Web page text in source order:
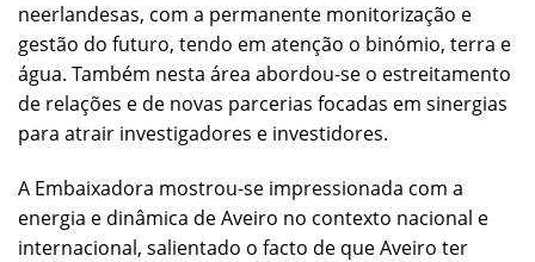
neerlandesas, com a permanente monitorização e
gestão do futuro, tendo em atenção o binómio, terra e
água. Também nesta área abordou-se o estreitamento
de relações e de novas parcerias focadas em sinergias
para atrair investigadores e investidores.
A Embaixadora mostrou-se impressionada com a
energia e dinâmica de Aveiro no contexto nacional e
internacional, salientado o facto de que Aveiro ter